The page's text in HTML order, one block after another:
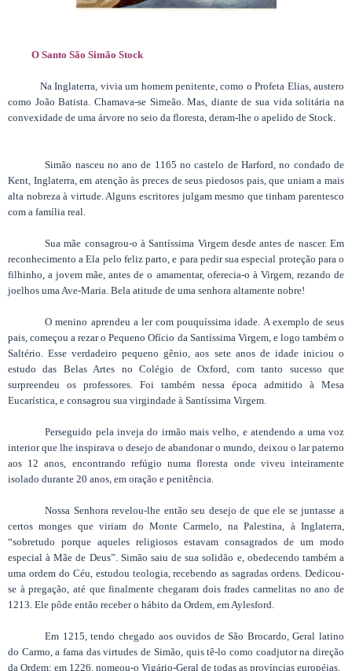
O Santo São Simão Stock
Na Inglaterra, vivia um homem penitente, como o Profeta Elias, austero
como João Batista. Chamava-se Simeão. Mas, diante de sua vida solitária na
convexidade de uma árvore no seio da floresta, deram-lhe o apelido de Stock.
Simão nasceu no ano de 1165 no castelo de Harford, no condado de
Kent, Inglaterra, em atenção às preces de seus piedosos pais, que uniam a mais
alta nobreza à virtude. Alguns escritores julgam mesmo que tinham parentesco
com a família real.
Sua mãe consagrou-o à Santíssima Virgem desde antes de nascer. Em
reconhecimento a Ela pelo feliz parto, e para pedir sua especial proteção para o
filhinho, a jovem mãe, antes de o amamentar, oferecia-o à Virgem, rezando de
joelhos uma Ave-Maria. Bela atitude de uma senhora altamente nobre!
O menino aprendeu a ler com pouquíssima idade. A exemplo de seus
pais, começou a rezar o Pequeno Ofício da Santíssima Virgem, e logo também o
Saltério. Esse verdadeiro pequeno gênio, aos sete anos de idade iniciou o
estudo das Belas Artes no Colégio de Oxford, com tanto sucesso que
surpreendeu os professores. Foi também nessa época admitido à Mesa
Eucarística, e consagrou sua virgindade à Santíssima Virgem.
Perseguido pela inveja do irmão mais velho, e atendendo a uma voz
interior que lhe inspirava o desejo de abandonar o mundo, deixou o lar paterno
aos 12 anos, encontrando refúgio numa floresta onde viveu inteiramente
isolado durante 20 anos, em oração e penitência.
Nossa Senhora revelou-lhe então seu desejo de que ele se juntasse a
certos monges que viriam do Monte Carmelo, na Palestina, à Inglaterra,
“sobretudo porque aqueles religiosos estavam consagrados de um modo
especial à Mãe de Deus”. Simão saiu de sua solidão e, obedecendo também a
uma ordem do Céu, estudou teologia, recebendo as sagradas ordens. Dedicou-
se à pregação, até que finalmente chegaram dois frades carmelitas no ano de
1213. Ele pôde então receber o hábito da Ordem, em Aylesford.
Em 1215, tendo chegado aos ouvidos de São Brocardo, Geral latino
do Carmo, a fama das virtudes de Simão, quis tê-lo como coadjutor na direção
da Ordem; em 1226, nomeou-o Vigário-Geral de todas as províncias européias.